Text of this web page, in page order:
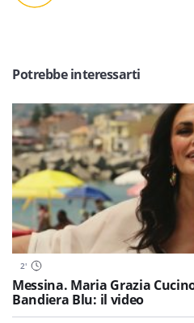
Potrebbe interessarti
2'
Messina. Maria Grazia
Bandiera Blu: il video